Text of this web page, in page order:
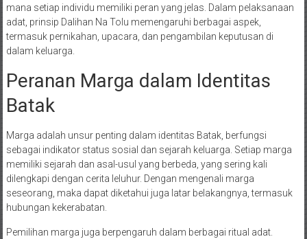
mana setiap individu memiliki peran yang jelas. Dalam pelaksanaan
adat, prinsip Dalihan Na Tolu memengaruhi berbagai aspek,
termasuk pernikahan, upacara, dan pengambilan keputusan di
dalam keluarga.
Peranan Marga dalam Identitas
Batak
Marga adalah unsur penting dalam identitas Batak, berfungsi
sebagai indikator status sosial dan sejarah keluarga. Setiap marga
memiliki sejarah dan asal-usul yang berbeda, yang sering kali
dilengkapi dengan cerita leluhur. Dengan mengenali marga
seseorang, maka dapat diketahui juga latar belakangnya, termasuk
hubungan kekerabatan.
Pemilihan marga juga berpengaruh dalam berbagai ritual adat.